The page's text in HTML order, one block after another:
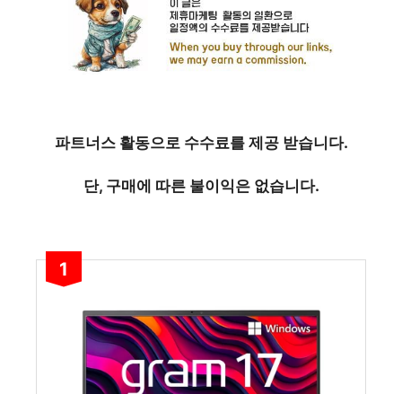
파트너스 활동으로 수수료를 제공 받습니다.
단, 구매에 따른 불이익은 없습니다.
1